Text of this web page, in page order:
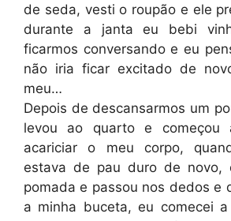
de seda, vesti o roupão e ele
durante a janta eu bebi
ficarmos conversando e eu
não iria ficar excitado de
meu…
Depois de descansarmos um
levou ao quarto e
acariciar o meu corpo,
estava de pau duro de novo,
pomada e passou nos dedos e
a minha buceta, eu comecei